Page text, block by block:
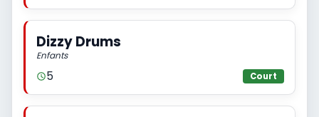
Dizzy Drums
Enfants
5 Court